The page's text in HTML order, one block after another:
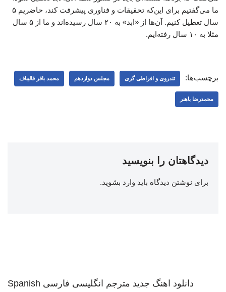
ما می‌گفتیم برای این‌که تحقیقات و فناوری پیشرفت کند، حاضریم ۵
سال تعطیل کنیم. آن‌ها از «ابد» به ۲۰ سال رسیده‌اند و ما از ۵ سال
مثلا به ۱۰ سال رفته‌ایم.
برچسب‌ها: تندروی و افراطی گری مجلس دوازدهم محمد باقر قالیباف
محمدرضا باهنر
دیدگاهتان را بنویسید
برای نوشتن دیدگاه باید وارد بشوید.
دانلود اهنگ جدید مترجم انگلیسی فارسی Spanish